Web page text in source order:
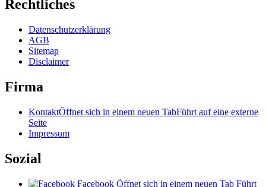
Rechtliches
Datenschutzerklärung
AGB
Sitemap
Disclaimer
Firma
KontaktÖffnet sich in einem neuen TabFührt auf eine externe
Seite
Impressum
Sozial
Facebook Öffnet sich in einem neuen Tab Führt